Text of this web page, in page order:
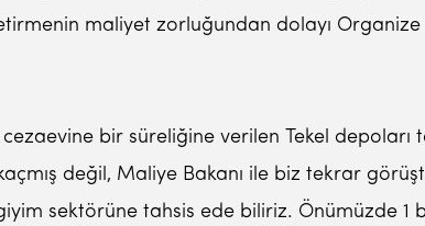
maliyet zorluğundan dolayı
bir süreliğine verilen Tekel depoları
değil, Maliye Bakanı ile biz tekrar
sektörüne tahsis ede biliriz. Önümüzde 1